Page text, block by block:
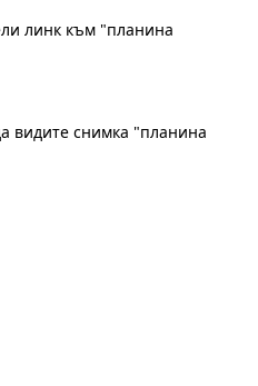
линк към "планина
видите снимка "планина